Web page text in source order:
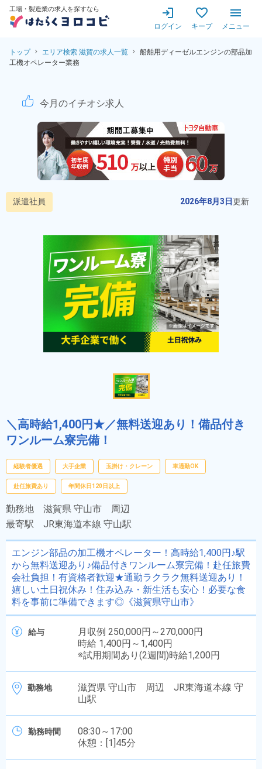
工場・製造業の求人を探すなら
ログイン キープ メニュー
トップ エリア検索 滋賀の求人一覧
船舶用ディーゼルエンジンの部品加
工機オペレーター業務
エンジン部品の加工機オペ
今月のイチオシ求人
派遣社員 2026年8月3日更新
＼高時給1,400円★／無料送迎あり！備品付き
ワンルーム寮完備！
経験者優遇 大手企業 玉掛け・クレーン 車通勤OK
赴任旅費あり 年間休日120日以上
勤務地 滋賀県 守山市 周辺
最寄駅 JR東海道本線 守山駅
エンジン部品の加工機オペレーター！高時給1,400円♪駅
から無料送迎あり♪備品付きワンルーム寮完備！赴任旅費
会社負担！有資格者歓迎★通勤ラクラク無料送迎あり！
嬉しい土日祝休み！住み込み・新生活も安心！必要な食
料を事前に準備できます◎《滋賀県守山市》
給与
月収例 250,000円～270,000円
時給 1,400円～1,400円
※試用期間あり(2週間)時給1,200円
勤務地
滋賀県 守山市 周辺 JR東海道本線 守
山駅
勤務時間
08:30～17:00
休憩：[1]45分